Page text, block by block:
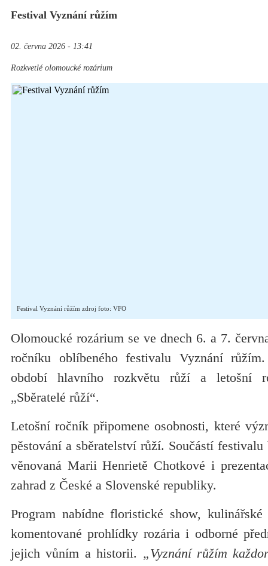
Festival Vyznání růžím
02. června 2026 - 13:41
Rozkvetlé olomoucké rozárium
Festival Vyznání růžím zdroj foto: VFO
Olomoucké rozárium se ve dnech 6. a 7.
ročníku oblíbeného festivalu Vyznání
období hlavního rozkvětu růží a letošní
„Sběratelé růží“.
Letošní ročník připomene osobnosti, které
pěstování a sběratelství růží. Součástí
věnovaná Marii Henrietě Chotkové i
zahrad z České a Slovenské republiky.
Program nabídne floristické show,
komentované prohlídky rozária i odborné
jejich vůním a historii. „Vyznání růžím